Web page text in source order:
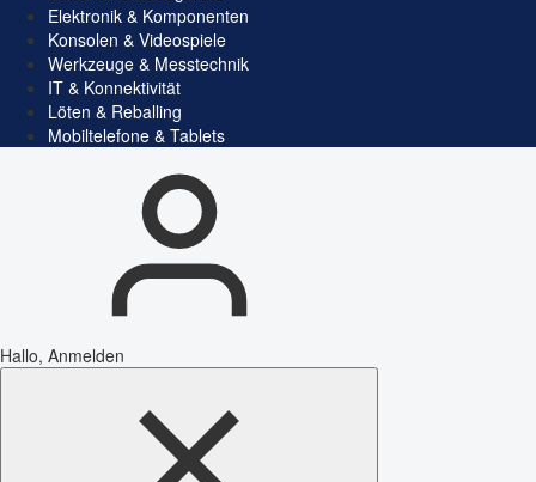
Elektronik & Komponenten
Konsolen & Videospiele
Werkzeuge & Messtechnik
IT & Konnektivität
Löten & Reballing
Mobiltelefone & Tablets
Hallo, Anmelden